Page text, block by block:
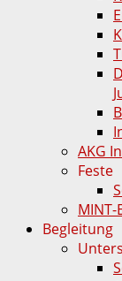
AKG
Feste
MINT-
Begleitung